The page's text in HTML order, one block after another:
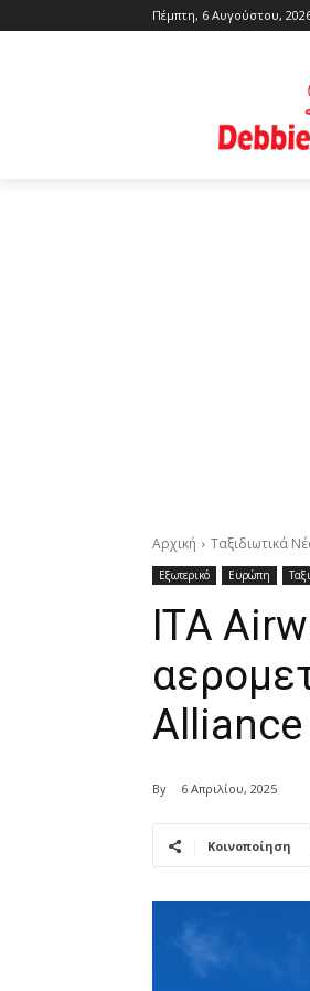
Πέμπτη, 6 Αυγούστου,
Αρχική Ταξιδιωτικά
Εξωτερικό Ευρώπη
ITA
Alliance
By 6 Απριλίου, 2025
Κοινοποίηση